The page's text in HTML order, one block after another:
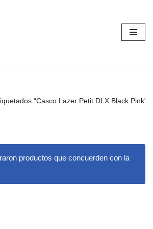
“Casco Lazer Petit DLX Black Pink”
productos que concuerden con la